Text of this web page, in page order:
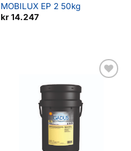
MOBILUX EP 2 50kg
kr14.247